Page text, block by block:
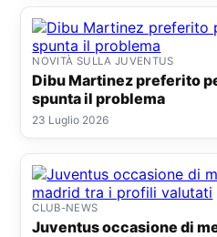
NOVITÀ SULLA JUVENTUS
Dibu Martinez preferito per la porta della Juve:
spunta il problema
23 Luglio 2026
CLUB-NEWS
Juventus occasione di mercato: esubero del real